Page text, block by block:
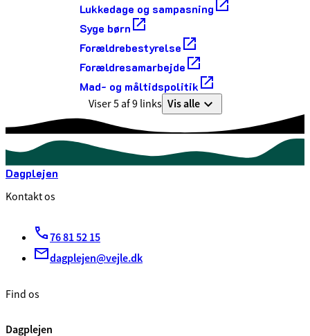
Lukkedage og sampasning
Syge børn
Forældrebestyrelse
Forældresamarbejde
Mad- og måltidspolitik
Viser 5 af 9 links Vis alle
Dagplejen
Kontakt os
76 81 52 15
dagplejen@vejle.dk
Find os
Dagplejen